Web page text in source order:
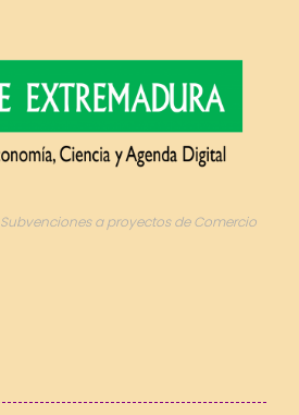
Subvenciones a proyectos de Comercio